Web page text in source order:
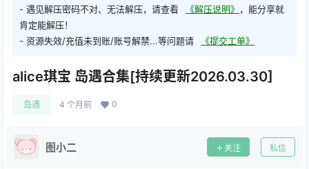
- 遇见解压密码不对、无法解压，请查看
《解压说明》 ，能分享就
肯定能解压！
- 资源失效/充值未到账/账号解禁...等问题请
《提交工单》
alice琪宝 岛遇合集[持续更新2026.03.30]
岛遇 4 个月前 0
图小二 关注 私信